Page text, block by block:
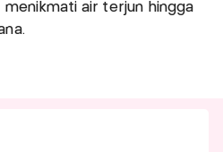
air terjun hingga